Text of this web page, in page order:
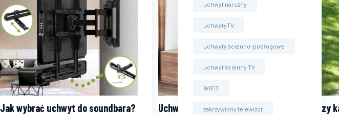
Jak wybrać uchwyt do soundbara?
Uchwyty TV – blokada zapadkowa
Czy
uchwyt narożny
uchwytyTV
uchwyty ścienno-podłogowe
uchwyt ścienny TV
WiFi7
zakrzywiony telewizor